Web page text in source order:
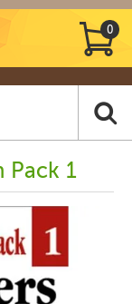
0
Pack 1